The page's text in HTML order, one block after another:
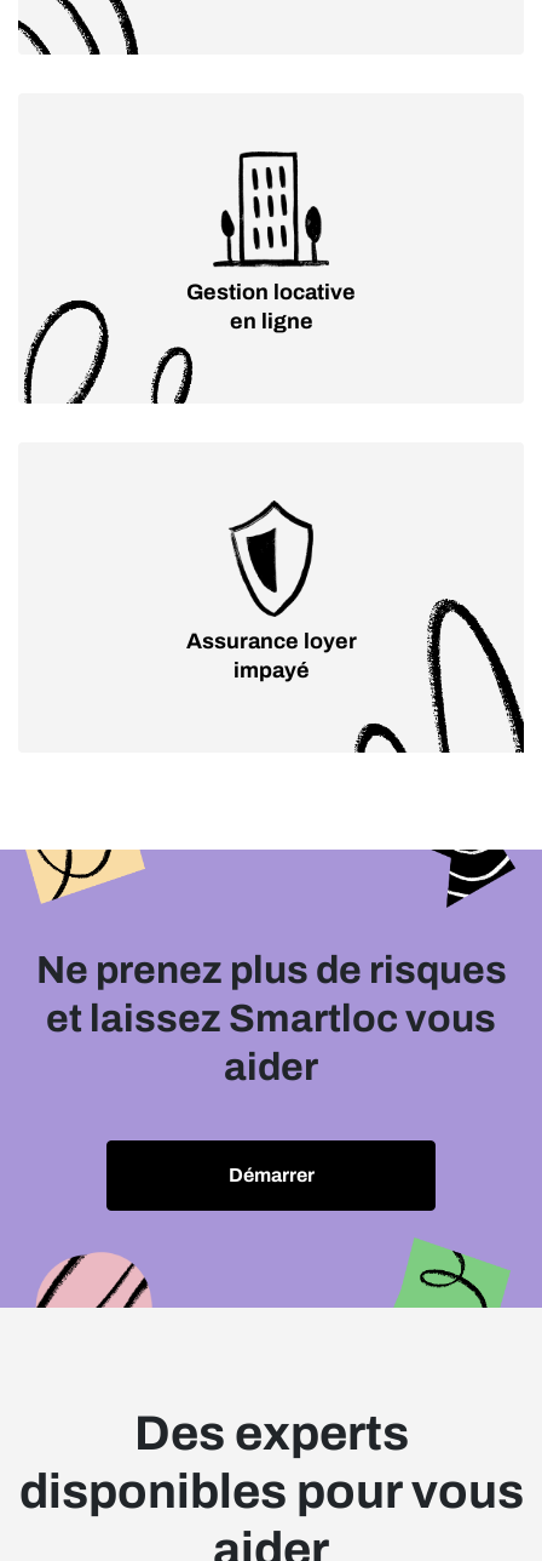
Gestion locative
en ligne
Assurance loyer
impayé
Ne prenez plus de risques
et laissez Smartloc vous
aider
Démarrer
Des experts
disponibles pour vous
aider